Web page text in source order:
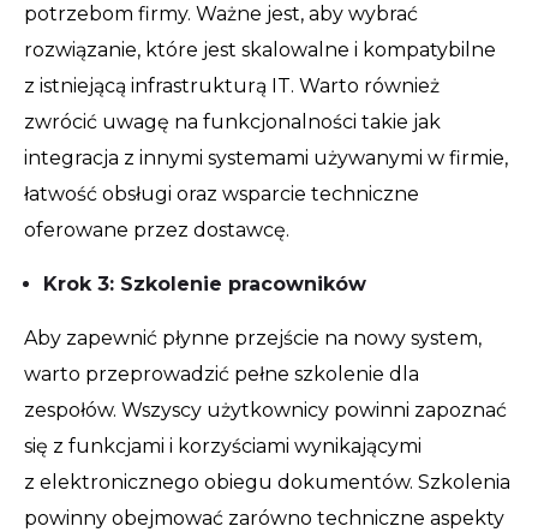
potrzebom firmy. Ważne jest, aby wybrać
rozwiązanie, które jest skalowalne i kompatybilne
z istniejącą infrastrukturą IT. Warto również
zwrócić uwagę na funkcjonalności takie jak
integracja z innymi systemami używanymi w firmie,
łatwość obsługi oraz wsparcie techniczne
oferowane przez dostawcę.
Krok 3: Szkolenie pracowników
Aby zapewnić płynne przejście na nowy system,
warto przeprowadzić pełne szkolenie dla
zespołów. Wszyscy użytkownicy powinni zapoznać
się z funkcjami i korzyściami wynikającymi
z elektronicznego obiegu dokumentów. Szkolenia
powinny obejmować zarówno techniczne aspekty